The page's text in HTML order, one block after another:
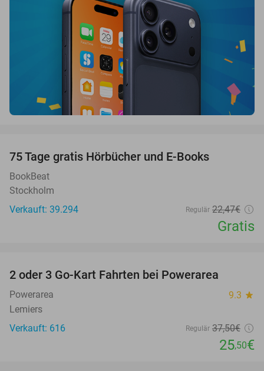
75 Tage gratis Hörbücher und E-Books
BookBeat
Stockholm
Verkauft: 39.294
Regulär 22,47€
Gratis
2 oder 3 Go-Kart Fahrten bei Powerarea
Powerarea 9.3 star
Lemiers
Verkauft: 616
Regulär 37,50€
25,50€